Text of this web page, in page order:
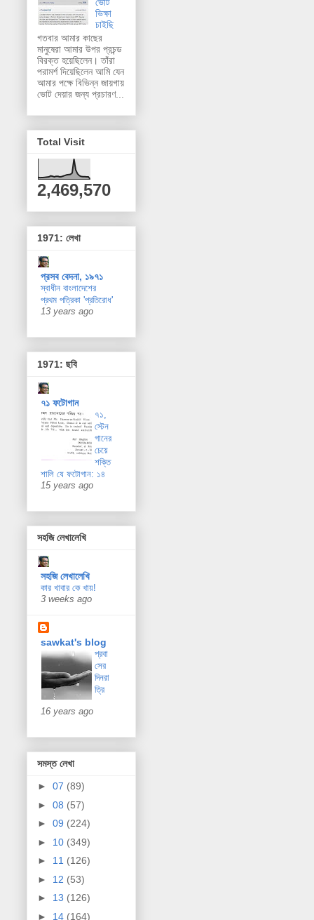
ভিক্ষা
চাইছি
গতবার আমার কাছের
মানুষেরা আমার উপর প্রচন্ড
বিরক্ত হয়েছিলেন। তাঁরা
পরামর্শ দিয়েছিলেন আমি যেন
আমার পক্ষে বিভিন্ন জায়গায়
ভোট দেয়ার জন্য প্রচারণ...
Total Visit
2,469,570
1971: লেখা
প্রসব বেদনা, ১৯৭১
স্বাধীন বাংলাদেশের
প্রথম পত্রিকা 'প্রতিরোধ'
13 years ago
1971: ছবি
৭১ ফটোগান
৭১,
স্টেন
গানের
চেয়ে
শক্তি
শালি যে ফটোগান: ১৪
15 years ago
সহজি লেখালেখি
সহজি লেখালেখি
কার খাবার কে খায়!
3 weeks ago
sawkat's blog
প্রবা
সের
দিনরা
ত্রি
16 years ago
সমস্ত লেখা
►07 (89)
►08 (57)
►09 (224)
► 10 (349)
► 11 (126)
► 12 (53)
► 13 (126)
► 14 (164)